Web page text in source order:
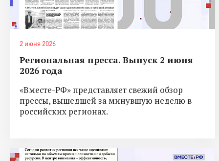
2 июня 2026
Региональная пресса. Выпуск 2 июня
2026 года
«Вместе-РФ» представляет свежий обзор
прессы, вышедшей за минувшую неделю в
российских регионах.